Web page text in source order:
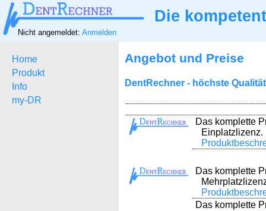
Die
Nicht angemeldet: Anmelden
Home
Produkt
Info
my-DR
Angebot und Preise
DentRechner - höchste
Das komplette
Einplatzlizenz.
Das komplette
Das komplette